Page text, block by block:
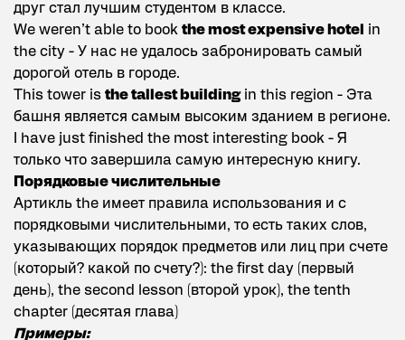
друг стал лучшим студентом в классе.
We weren’t able to book the most expensive hotel
in
the city - У нас не удалось забронировать самый
дорогой отель в городе.
This tower is the tallest buildingin this region - Эта
башня является самым высоким зданием в регионе.
I have just finished the most interesting book - Я
только что завершила самую интересную книгу.
Порядковые числительные
Артикль the имеет правила использования и с
порядковыми числительными, то есть таких слов,
указывающих порядок предметов или лиц при счете
(который? какой по счету?): the first day (первый
день), the second lesson (второй урок), the tenth
chapter (десятая глава)
Примеры: